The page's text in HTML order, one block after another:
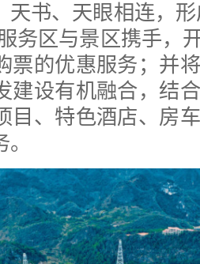
天书、天眼相连，
务区与景区携手，
票的优惠服务；并
建设有机融合，结
目、特色酒店、房